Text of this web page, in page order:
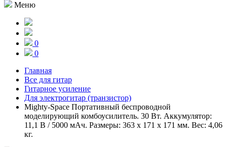
Меню
0
0
Главная
Все для гитар
Гитарное усиление
Для электрогитар (транзистор)
Mighty-Space Портативный беспроводной
моделирующий комбоусилитель. 30 Вт. Аккумулятор:
11,1 В / 5000 мАч. Размеры: 363 х 171 х 171 мм. Вес: 4,06
кг.